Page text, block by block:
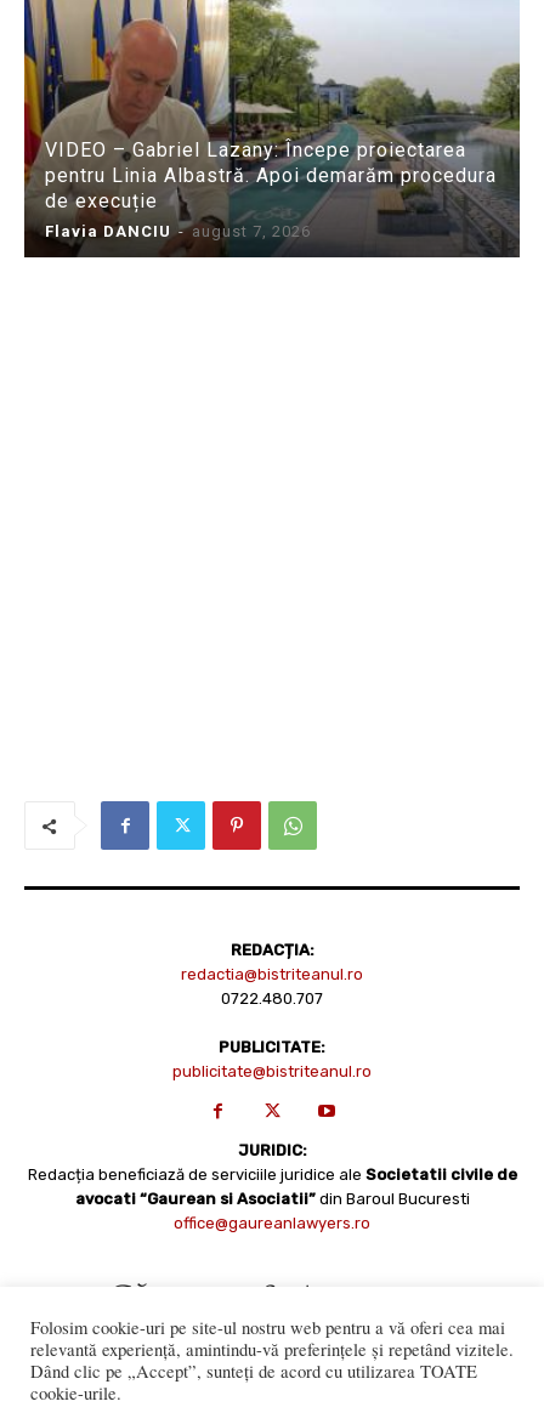
VIDEO – Gabriel Lazany: Începe proiectarea
pentru Linia Albastră. Apoi demarăm procedura
de execuție
Flavia DANCIU - august 7, 2026
REDACȚIA:
redactia@bistriteanul.ro
0722.480.707
PUBLICITATE:
publicitate@bistriteanul.ro
JURIDIC:
Redacția beneficiază de serviciile juridice ale Societatii civile de
avocati “Gaurean si Asociatii” din Baroul Bucuresti
office@gaureanlawyers.ro
Folosim cookie-uri pe site-ul nostru web pentru a vă oferi cea mai
relevantă experiență, amintindu-vă preferințele și repetând vizitele.
Dând clic pe „Accept”, sunteți de acord cu utilizarea TOATE
cookie-urile.